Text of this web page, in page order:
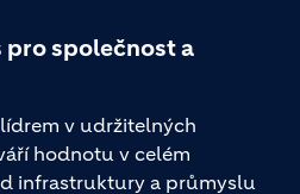
společnost a
v udržitelných
hodnotu v celém
infrastruktury a průmyslu